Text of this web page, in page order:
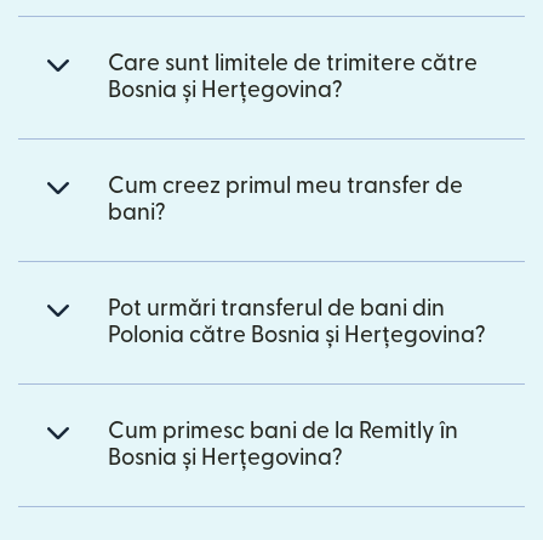
Care sunt limitele de trimitere către
Bosnia și Herțegovina?
Cum creez primul meu transfer de
bani?
Pot urmări transferul de bani din
Polonia către Bosnia și Herțegovina?
Cum primesc bani de la Remitly în
Bosnia și Herțegovina?